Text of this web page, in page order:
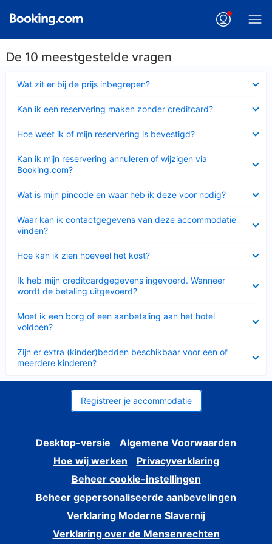
De 10 meestgestelde vragen
Wat zit er bij de prijs inbegrepen?
Kan ik een reservering maken zonder creditcard?
Hoe weet ik of mijn reservering is bevestigd?
Kan ik mijn reservering annuleren of wijzigen via
Booking.com?
Wat is mijn pincode en waar heb ik deze voor nodig?
Waar kan ik contactgegevens van deze accommodatie
vinden?
Hoe kan ik zien hoeveel het kost?
Ik heb mijn creditcardgegevens ingevoerd. Wanneer
wordt de betaling uitgevoerd?
Moet ik een borg of een aanbetaling aan het hotel
voldoen?
Zijn er extra (kinder)bedden beschikbaar voor een of
meerdere kinderen?
Registreer je accommodatie
Desktop-versie
Algemene Voorwaarden
Hoe wij werken
Privacyverklaring
Beheer cookie-instellingen
Beheer gepersonaliseerde aanbevelingen
Verklaring Moderne Slavernij
Verklaring over de Mensenrechten